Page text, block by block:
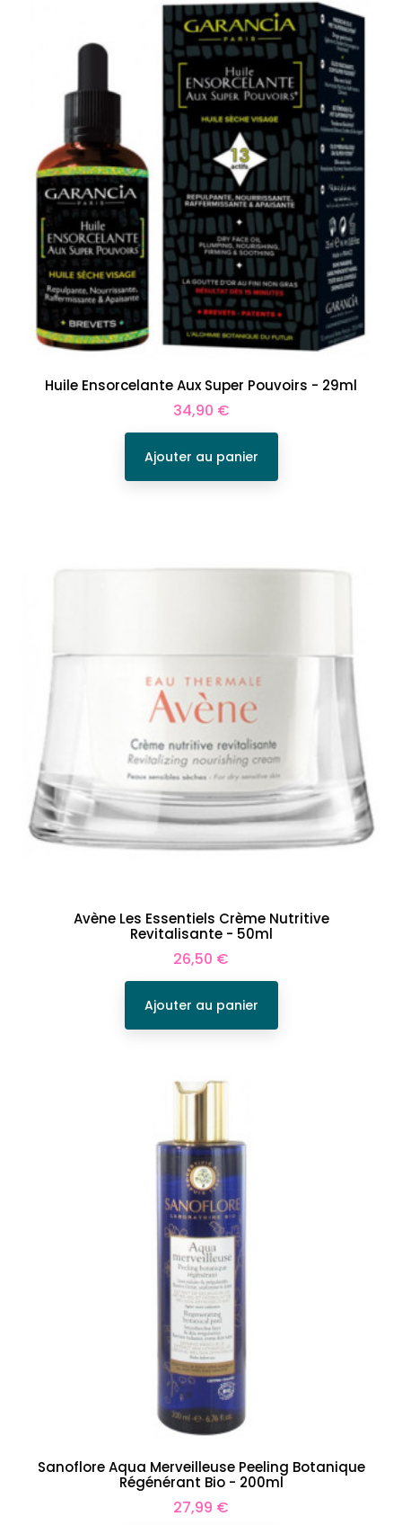
Huile Ensorcelante Aux Super Pouvoirs - 29ml
Prix
34,90 €
Ajouter au panier
Avène Les Essentiels Crème Nutritive
Revitalisante - 50ml
Prix
26,50 €
Ajouter au panier
Sanoflore Aqua Merveilleuse Peeling Botanique
Régénérant Bio - 200ml
Prix
27,99 €